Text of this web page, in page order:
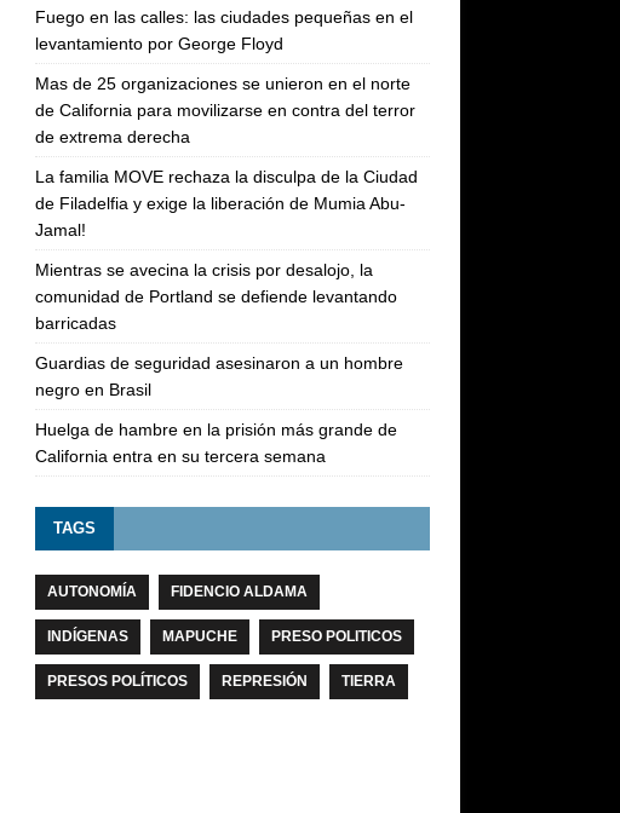
Fuego en las calles: las ciudades pequeñas en el
levantamiento por George Floyd
Mas de 25 organizaciones se unieron en el norte
de California para movilizarse en contra del terror
de extrema derecha
La familia MOVE rechaza la disculpa de la Ciudad
de Filadelfia y exige la liberación de Mumia Abu-
Jamal!
Mientras se avecina la crisis por desalojo, la
comunidad de Portland se defiende levantando
barricadas
Guardias de seguridad asesinaron a un hombre
negro en Brasil
Huelga de hambre en la prisión más grande de
California entra en su tercera semana
TAGS
AUTONOMÍA FIDENCIO ALDAMA
INDÍGENAS MAPUCHE PRESO POLITICOS
PRESOS POLÍTICOS REPRESIÓN TIERRA